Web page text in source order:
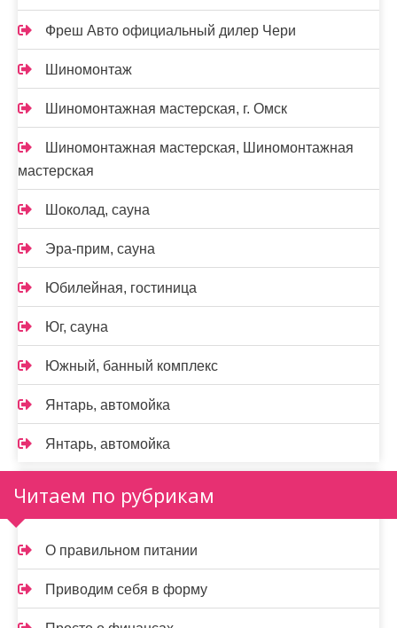
Фреш Авто официальный дилер Чери
Шиномонтаж
Шиномонтажная мастерская, г. Омск
Шиномонтажная мастерская, Шиномонтажная
мастерская
Шоколад, сауна
Эра-прим, сауна
Юбилейная, гостиница
Юг, сауна
Южный, банный комплекс
Янтарь, автомойка
Янтарь, автомойка
Читаем по рубрикам
О правильном питании
Приводим себя в форму